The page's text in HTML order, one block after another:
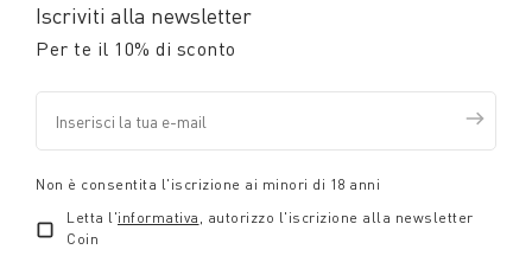
Iscriviti alla newsletter
Per te il 10% di sconto
Non è consentita l'iscrizione ai minori di 18 anni
Letta l'informativa , autorizzo l'iscrizione alla newsletter
Coin